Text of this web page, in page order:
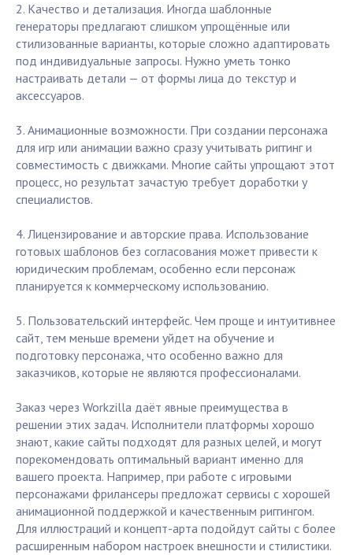
2. Качество и детализация. Иногда шаблонные
генераторы предлагают слишком упрощённые или
стилизованные варианты, которые сложно адаптировать
под индивидуальные запросы. Нужно уметь тонко
настраивать детали — от формы лица до текстур и
аксессуаров.
3. Анимационные возможности. При создании персонажа
для игр или анимации важно сразу учитывать риггинг и
совместимость с движками. Многие сайты упрощают этот
процесс, но результат зачастую требует доработки у
специалистов.
4. Лицензирование и авторские права. Использование
готовых шаблонов без согласования может привести к
юридическим проблемам, особенно если персонаж
планируется к коммерческому использованию.
5. Пользовательский интерфейс. Чем проще и интуитивнее
сайт, тем меньше времени уйдет на обучение и
подготовку персонажа, что особенно важно для
заказчиков, которые не являются профессионалами.
Заказ через Workzilla даёт явные преимущества в
решении этих задач. Исполнители платформы хорошо
знают, какие сайты подходят для разных целей, и могут
порекомендовать оптимальный вариант именно для
вашего проекта. Например, при работе с игровыми
персонажами фрилансеры предложат сервисы с хорошей
анимационной поддержкой и качественным риггингом.
Для иллюстраций и концепт-арта подойдут сайты с более
расширенным набором настроек внешности и стилистики.